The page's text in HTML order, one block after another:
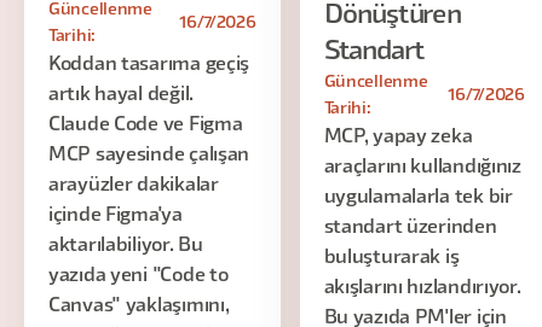
Güncellenme
Tarihi:
16/7/2026
Koddan tasarıma geçiş
artık hayal değil.
Claude Code ve Figma
MCP sayesinde çalışan
arayüzler dakikalar
içinde Figma'ya
aktarılabiliyor. Bu
yazıda yeni "Code to
Canvas" yaklaşımını,
Dönüştüren
Standart
Güncellenme
Tarihi:
16/7/2026
MCP, yapay zeka
araçlarını kullandığınız
uygulamalarla tek bir
standart üzerinden
buluşturarak iş
akışlarını hızlandırıyor.
Bu yazıda PM'ler için